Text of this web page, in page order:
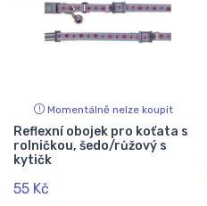
Momentálně nelze koupit
Reflexní obojek pro koťata s
rolničkou, šedo/růžový s
kytičk
55 Kč